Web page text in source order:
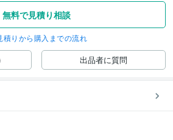
無料で見積り相談
積りから購入までの流れ
出品者に質問